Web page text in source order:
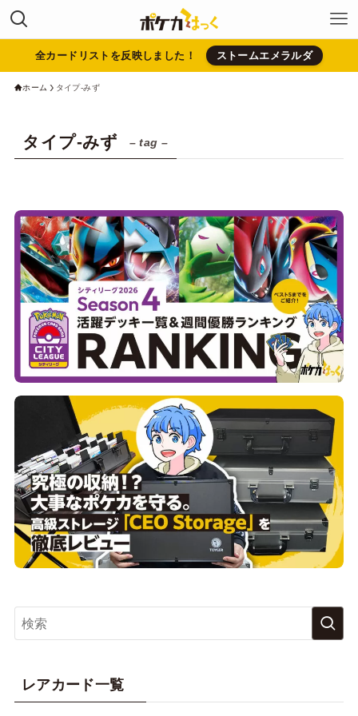
全カードリストを反映しました！ ストームエメラルダ
ホーム タイプ-みず
タイプ-みず – tag –
レアカード一覧